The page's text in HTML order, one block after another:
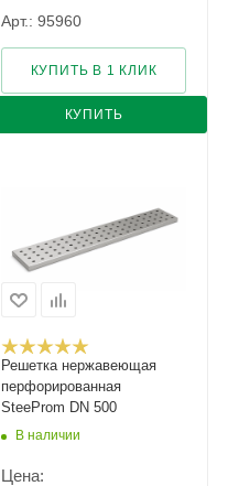
Арт.: 95960
КУПИТЬ
КУПИТЬ В 1 КЛИК
Решетка нержавеющая
перфорированная
SteeProm DN 500
В наличии
Цена: